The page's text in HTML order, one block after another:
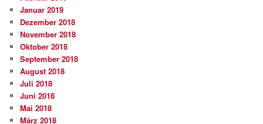
Januar 2019
Dezember 2018
November 2018
Oktober 2018
September 2018
August 2018
Juli 2018
Juni 2018
Mai 2018
März 2018